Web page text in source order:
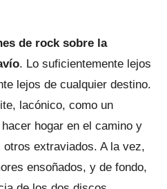
de rock sobre la
. Lo suficientemente lejos
lejos de cualquier destino.
lacónico, como un
hogar en el camino y
extraviados. A la vez,
ensoñados, y de fondo,